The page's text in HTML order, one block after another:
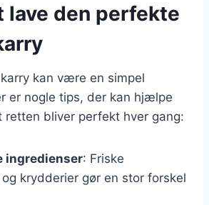
lave den perfekte
kan være en simpel
er nogle tips, der kan hjælpe
retten bliver perfekt hver gang:
ingredienser: Friske
krydderier gør en stor forskel